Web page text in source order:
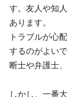
す。友人や知
あります。
トラブルが心
するのがよい
断士や弁護士
しかし、一番